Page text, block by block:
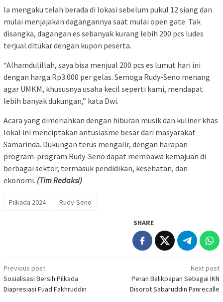
Ia mengaku telah berada di lokasi sebelum pukul 12 siang dan
mulai menjajakan dagangannya saat mulai open gate. Tak
disangka, dagangan es sebanyak kurang lebih 200 pcs ludes
terjual ditukar dengan kupon peserta.
“Alhamdulillah, saya bisa menjual 200 pcs es lumut hari ini
dengan harga Rp3.000 per gelas. Semoga Rudy-Seno menang
agar UMKM, khususnya usaha kecil seperti kami, mendapat
lebih banyak dukungan,” kata Dwi.
Acara yang dimeriahkan dengan hiburan musik dan kuliner khas
lokal ini menciptakan antusiasme besar dari masyarakat
Samarinda. Dukungan terus mengalir, dengan harapan
program-program Rudy-Seno dapat membawa kemajuan di
berbagai sektor, termasuk pendidikan, kesehatan, dan
ekonomi. (Tim Redaksi)
Pilkada 2024 Rudy-Seno
SHARE
Post
navigation
Previous post
Sosialisasi Bersih Pilkada
Diapresiasi Fuad Fakhruddin
Next post
Peran Balikpapan Sebagai IKN
Disorot Sabaruddin Panrecalle